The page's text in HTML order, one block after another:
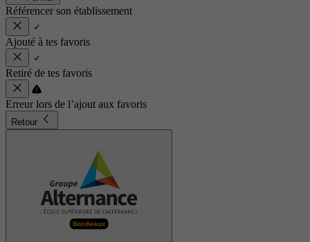
Référencer son établissement
Ajouté à tes favoris
Retiré de tes favoris
Erreur lors de l’ajout aux favoris
Retour